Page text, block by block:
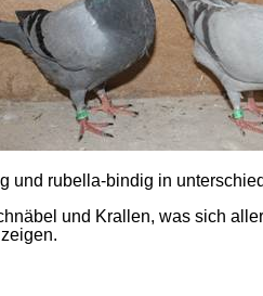
und rubella-bindig in
und Krallen, was sich